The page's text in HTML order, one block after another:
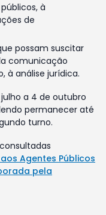
à
de
possam suscitar
comunicação
à análise jurídica.
a 4 de outubro
permanecer até
turno.
Agentes Públicos
pela